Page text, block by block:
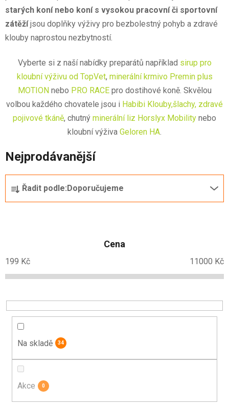
starých koní nebo koní s vysokou pracovní či sportovní
zátěžíjsou doplňky výživy pro bezbolestný pohyb a zdravé
klouby naprostou nezbytností.
Vyberte si z naší nabídky preparátů například sirup pro
kloubní výživu od TopVet, minerální krmivo Premin plus
MOTION nebo PRO RACEpro dostihové koně. Skvělou
volbou každého chovatele jsou i Habibi Klouby,šlachy, zdravé
pojivové tkáně, chutný minerální liz Horslyx Mobility nebo
kloubní výživa Geloren HA.
Nejprodávanější
p
r
d
u
Řadit podle: Doporučujeme
Cena
199 Kč 11000 Kč
Na skladě 34
Akce 0